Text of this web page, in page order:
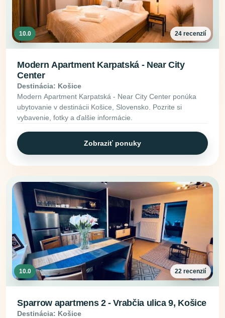
10.0 24 recenzií
Modern Apartment Karpatská - Near City
Center
Destinácia: Košice
Modern Apartment Karpatská - Near City Center ponúka
ubytovanie v destinácii Košice, Slovensko. Pozrite si
vybavenie, fotky a ďalšie informácie.
Zobraziť ponuky
10.0 22 recenzií
Sparrow apartmens 2 - Vrabčia ulica 9, Košice
Destinácia: Košice